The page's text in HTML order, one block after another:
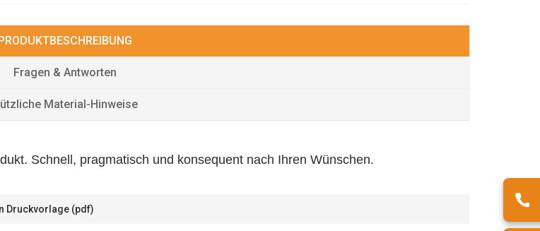
Fragen & Antworten
Material-Hinweise
Schnell, pragmatisch und konsequent nach Ihren Wünschen.
Druckvorlage (pdf)